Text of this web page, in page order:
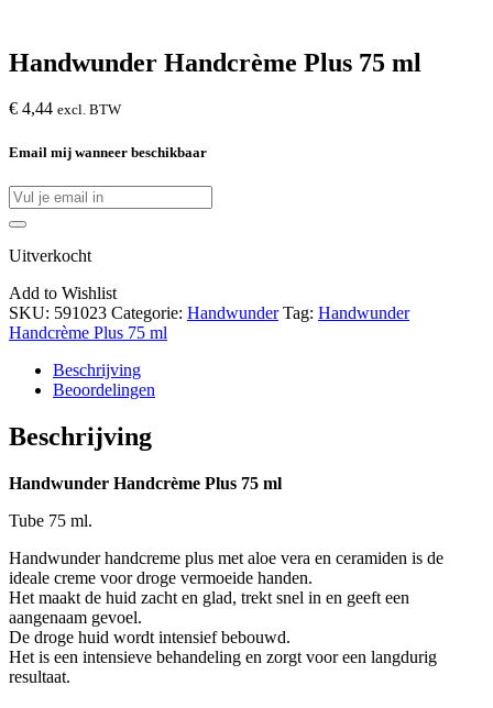
Handwunder Handcrème Plus 75 ml
€ 4,44 excl. BTW
Email mij wanneer beschikbaar
Uitverkocht
Add to Wishlist
SKU: 591023 Categorie: Handwunder Tag: Handwunder
Handcrème Plus 75 ml
Beschrijving
Beoordelingen
Beschrijving
Handwunder Handcrème Plus 75 ml
Tube 75 ml.
Handwunder handcreme plus met aloe vera en ceramiden is de
ideale creme voor droge vermoeide handen.
Het maakt de huid zacht en glad, trekt snel in en geeft een
aangenaam gevoel.
De droge huid wordt intensief bebouwd.
Het is een intensieve behandeling en zorgt voor een langdurig
resultaat.